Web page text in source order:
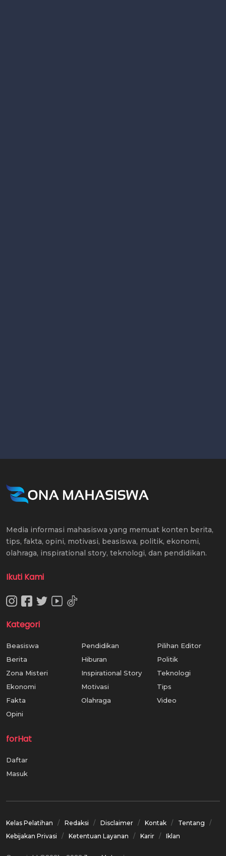
Media informasi mahasiswa yang memuat konten berita,
tips, fakta, opini, motivasi, beasiswa, politik, ekonomi,
olahraga, inspirational story, teknologi, dan pendidikan.
Ikuti Kami
Kategori
Beasiswa
Berita
Zona Misteri
Ekonomi
Fakta
Opini
Pendidikan
Hiburan
Inspirational Story
Motivasi
Olahraga
Pilihan Editor
Politik
Teknologi
Tips
Video
forHat
Daftar
Masuk
Kelas Pelatihan Redaksi Disclaimer Kontak
Tentang
Kebijakan Privasi
Ketentuan Layanan Karir Iklan